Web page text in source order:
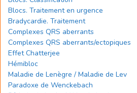
Blocs. Traitement en urgence
Bradycardie. Traitement
Complexes QRS aberrants
Complexes QRS aberrants/ectopiques
Effet Chatterjee
Hémibloc
Maladie de Lenègre / Maladie de Lev
Paradoxe de Wenckebach